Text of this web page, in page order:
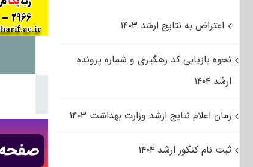
اعتراض به نتایج ارشد ۱۴۰۳
نحوه بازیابی کد رهگیری و شماره پرونده
ارشد ۱۴۰۴
زمان اعلام نتایج ارشد وزارت بهداشت ۱۴۰۳
ثبت نام کنکور ارشد ۱۴۰۴